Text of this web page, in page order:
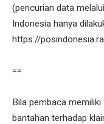
(pencurian data
Indonesia hanya
https://
==
Bila pembaca memiliki
bantahan terhadap